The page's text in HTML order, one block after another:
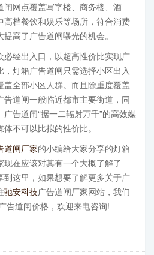
闸网点覆盖写字楼、商务楼、酒
高档餐饮和娱乐等场所，符合消费
高了广告道闸曝光的机会。
经出入口，以超高性价比实现广
灯箱广告道闸只需选择小区出入
全部小区人群。而且除重度覆盖
道闸一般临近都市主要街道，同
告道闸“据一二辐射万千”的高效媒
不可以比拟的性价比。
道闸厂家的小编给大家分享的灯箱
在应该对其有一个大概了解了
这里，如果想要了解更多关于广
驰安科技广告道闸厂家网站，我们
告道闸价格，欢迎来电咨询!